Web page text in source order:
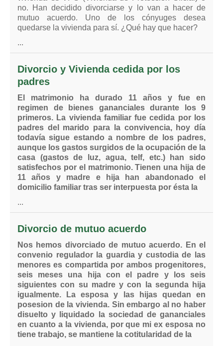
no. Han decidido divorciarse y lo van a hacer de
mutuo acuerdo. Uno de los cónyuges desea
quedarse la vivienda para sí. ¿Qué hay que hacer?
...
Divorcio y Vivienda cedida por los
padres
El matrimonio ha durado 11 años y fue en
regimen de bienes gananciales durante los 9
primeros. La vivienda familiar fue cedida por los
padres del marido para la convivencia, hoy día
todavía sigue estando a nombre de los padres,
aunque los gastos surgidos de la ocupación de la
casa (gastos de luz, agua, telf, etc.) han sido
satisfechos por el matrimonio. Tienen una hija de
11 años y madre e hija han abandonado el
domicilio familiar tras ser interpuesta por ésta la
...
Divorcio de mutuo acuerdo
Nos hemos divorciado de mutuo acuerdo. En el
convenio regulador la guardia y custodia de las
menores es compartida por ambos progenitores,
seis meses una hija con el padre y los seis
siguientes con su madre y con la segunda hija
igualmente. La esposa y las hijas quedan en
posesion de la vivienda. Sin embargo al no haber
disuelto y liquidado la sociedad de gananciales
en cuanto a la vivienda, por que mi ex esposa no
tiene trabajo, se mantiene la cotitularidad de la